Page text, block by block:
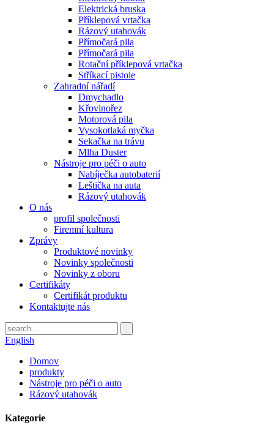
Elektrická bruska
Příklepová vrtačka
Rázový utahovák
Přímočará pila
Přímočará pila
Rotační příklepová vrtačka
Stříkací pistole
Zahradní nářadí
Dmychadlo
Křovinořez
Motorová pila
Vysokotlaká myčka
Sekačka na trávu
Mlha Duster
Nástroje pro péči o auto
Nabíječka autobaterií
Leštička na auta
Rázový utahovák
O nás
profil společnosti
Firemní kultura
Zprávy
Produktové novinky
Novinky společnosti
Novinky z oboru
Certifikáty
Certifikát produktu
Kontaktujte nás
English
Domov
produkty
Nástroje pro péči o auto
Rázový utahovák
Kategorie